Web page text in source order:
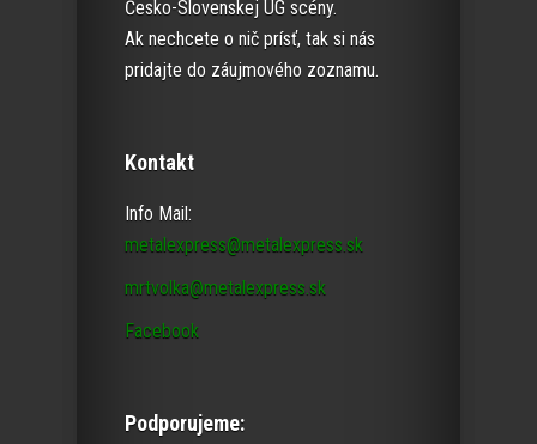
Česko-Slovenskej UG scény.
Ak nechcete o nič prísť, tak si nás
pridajte do záujmového zoznamu.
Kontakt
Info Mail:
metalexpress@metalexpress.sk
mrtvolka@metalexpress.sk
Facebook
Podporujeme: